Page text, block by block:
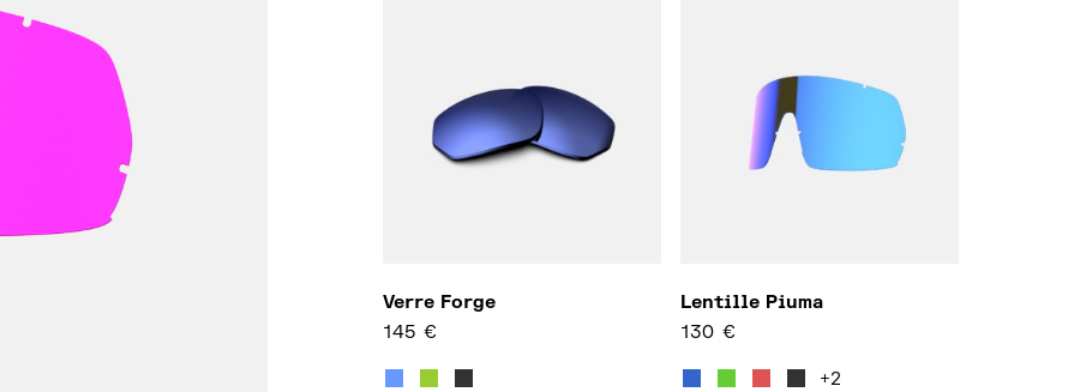
Verre Forge
145 €
Lentille Piuma
130 €
+2